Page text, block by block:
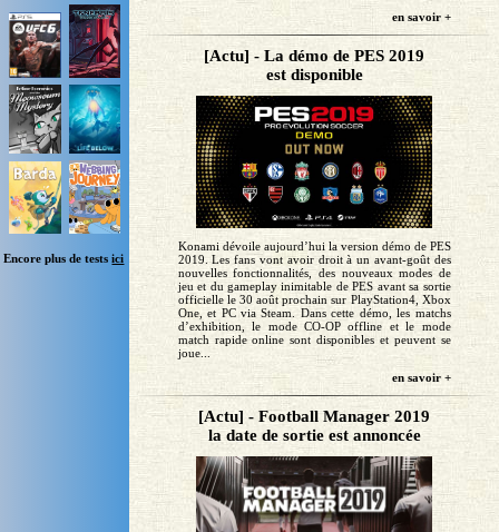
Encore plus de testsici
en savoir +
[Actu] - La démo de PES 2019
est disponible
Konami dévoile aujourd’hui la version démo de PES
2019. Les fans vont avoir droit à un avant-goût des
nouvelles fonctionnalités, des nouveaux modes de
jeu et du gameplay inimitable de PES avant sa sortie
officielle le 30 août prochain sur PlayStation4, Xbox
One, et PC via Steam. Dans cette démo, les matchs
d’exhibition, le mode CO-OP offline et le mode
match rapide online sont disponibles et peuvent se
joue...
en savoir +
[Actu] - Football Manager 2019
la date de sortie est annoncée